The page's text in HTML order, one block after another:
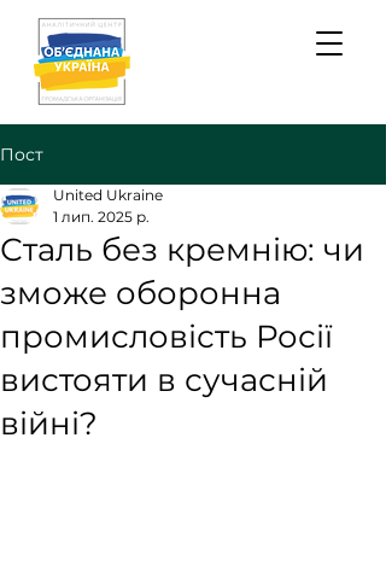
Пост
Сталь без кремнію: чи
зможе оборонна
промисловість Росії
вистояти в сучасній
війні?
United Ukraine
1 лип. 2025 р.